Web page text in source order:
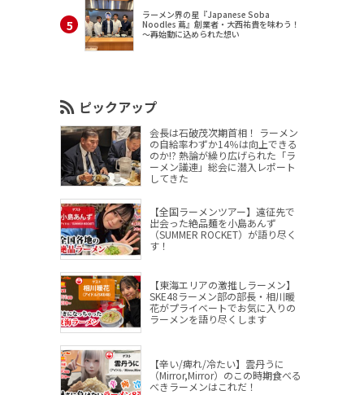
ラーメン界の星『Japanese Soba
Noodles 蔦』創業者・大西祐貴を味わう！
～再始動に込められた想い
ピックアップ
会長は石破茂次期首相！ ラーメン
の自給率わずか14％は向上できる
のか!? 熱論が繰り広げられた「ラ
ーメン議連」総会に潜入レポート
してきた
【全国ラーメンツアー】遠征先で
出会った絶品麺を小島あんず
（SUMMER ROCKET）が語り尽く
す！
【東海エリアの激推しラーメン】
SKE48ラーメン部の部長・相川暖
花がプライベートでお気に入りの
ラーメンを語り尽くします
【辛い/痺れ/冷たい】雲丹うに
（Mirror,Mirror）のこの時期食べる
べきラーメンはこれだ！